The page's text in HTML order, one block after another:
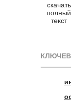
скачать
полный
текст